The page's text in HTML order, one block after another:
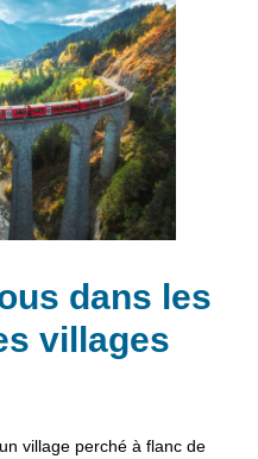
dans les
villages
village perché à flanc de